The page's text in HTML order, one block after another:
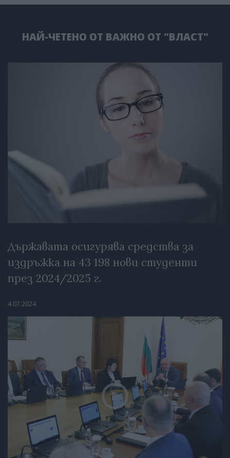
НАЙ-ЧЕТЕНО ОТ ВАЖНО ОТ "ВЛАСТ"
Държавата осигурява средства за
издръжка на 43 198 нови студенти
през 2024/2025 г.
4.07.2024